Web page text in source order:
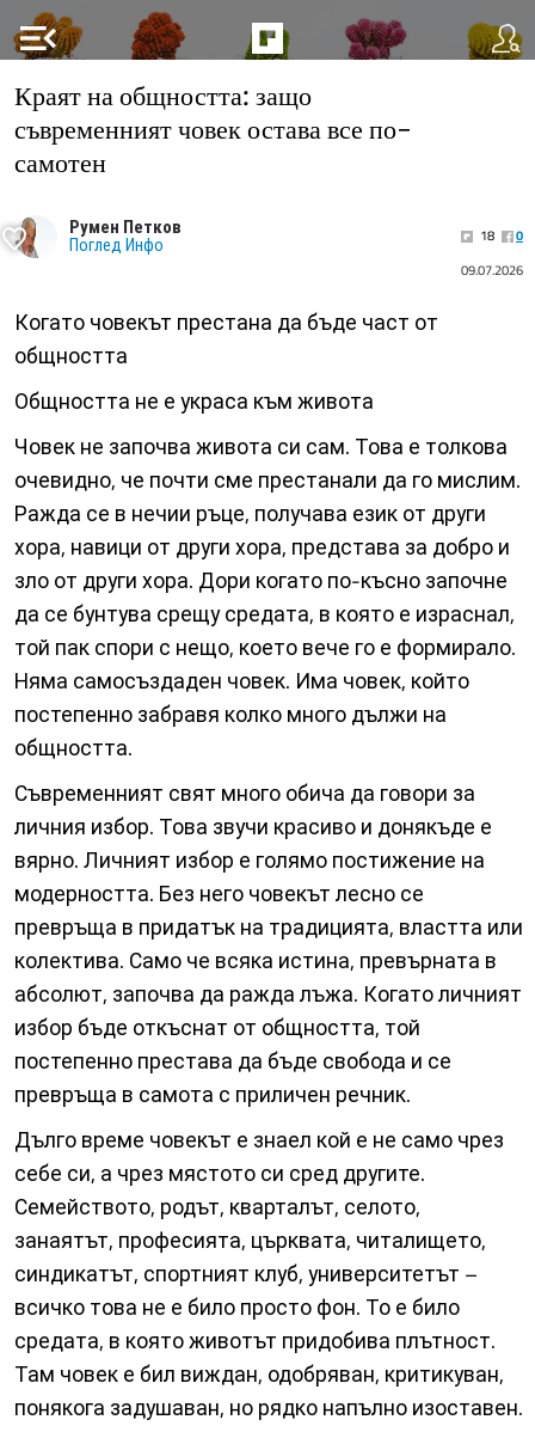
menu_open
Краят на общността: защо
съвременният човек остава все по-
самотен
Румен Петков
Поглед Инфо 18
0
09.07.2026
Когато човекът престана да бъде част от
общността
Общността не е украса към живота
Човек не започва живота си сам. Това е толкова
очевидно, че почти сме престанали да го мислим.
Ражда се в нечии ръце, получава език от други
хора, навици от други хора, представа за добро и
зло от други хора. Дори когато по-късно започне
да се бунтува срещу средата, в която е израснал,
той пак спори с нещо, което вече го е формирало.
Няма самосъздаден човек. Има човек, който
постепенно забравя колко много дължи на
общността.
Съвременният свят много обича да говори за
личния избор. Това звучи красиво и донякъде е
вярно. Личният избор е голямо постижение на
модерността. Без него човекът лесно се
превръща в придатък на традицията, властта или
колектива. Само че всяка истина, превърната в
абсолют, започва да ражда лъжа. Когато личният
избор бъде откъснат от общността, той
постепенно престава да бъде свобода и се
превръща в самота с приличен речник.
Дълго време човекът е знаел кой е не само чрез
себе си, а чрез мястото си сред другите.
Семейството, родът, кварталът, селото,
занаятът, професията, църквата, читалището,
синдикатът, спортният клуб, университетът –
всичко това не е било просто фон. То е било
средата, в която животът придобива плътност.
Там човек е бил виждан, одобряван, критикуван,
понякога задушаван, но рядко напълно изоставен.